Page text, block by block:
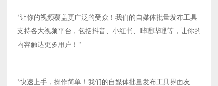
"让你的视频覆盖更广泛的受众！我们的自媒体批量发布工具
支持各大视频平台，包括抖音、小红书、哔哩哔哩等，让你的
内容触达更多用户！"
"快速上手，操作简单！我们的自媒体批量发布工具界面友